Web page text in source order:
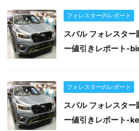
フォレスターのレポート
スバル フォレスタ
ー値引きレポート-
フォレスターのレポート
スバル フォレスタ
ー値引きレポート-